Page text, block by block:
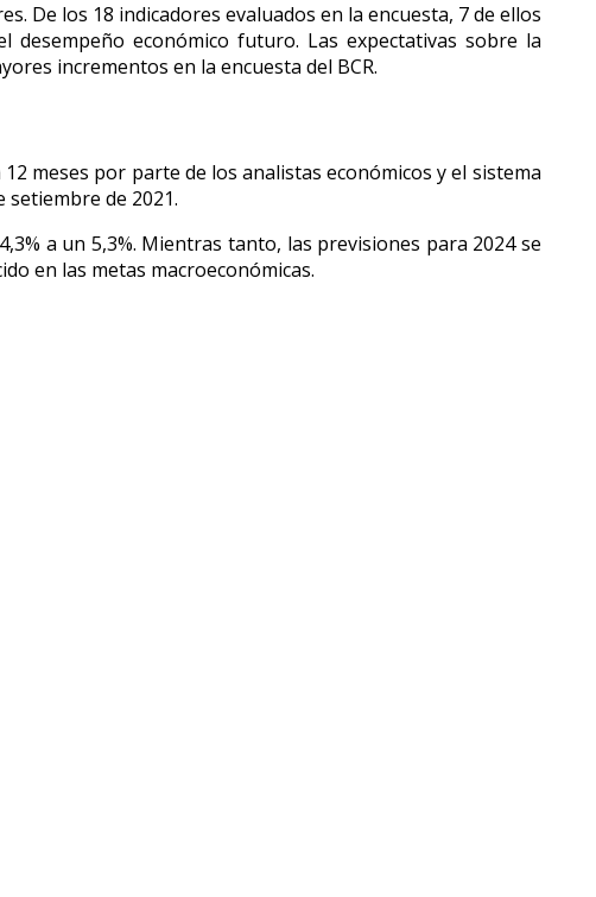
De los 18 indicadores evaluados en la encuesta, 7 de ellos
económico futuro. Las expectativas sobre la
incrementos en la encuesta del BCR.
meses por parte de los analistas económicos y el sistema
setiembre de 2021.
a un 5,3%. Mientras tanto, las previsiones para 2024 se
en las metas macroeconómicas.